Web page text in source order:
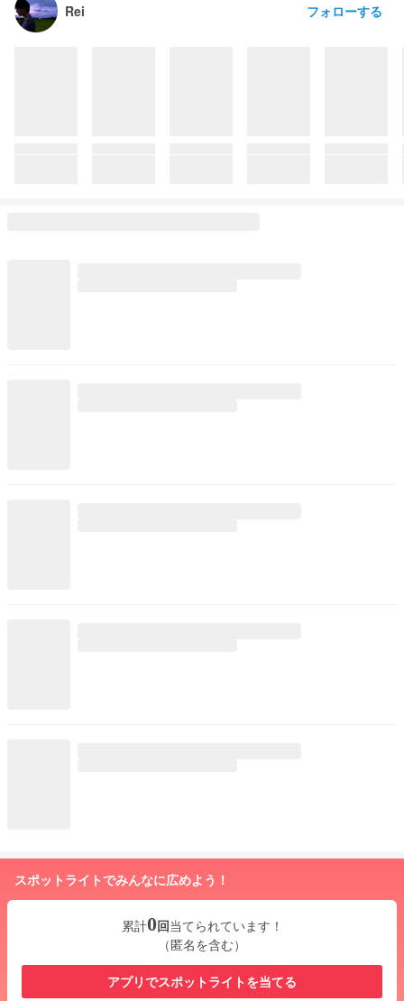
Rei フォローする
スポットライトでみんなに広めよう！
累計0回当てられています！
（匿名を含む）
アプリでスポットライトを当てる